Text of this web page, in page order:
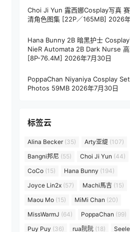
Choi Ji Yun 露西娜Cosplay写真
清角色图集 [22P／165MB] 2026
Hana Bunny 2B 暗黑护士 Cosplay
NieR Automata 2B Dark Nurse
[8P-76.4M] 2026年7月30日
PoppaChan Niyaniya Cosplay
Photos 59MB 2026年7月30日
标签云
Alina Becker(35) Arty亚缇 (107)
Bangni邦尼 (55) Choi Ji Yun (44)
CoCo (15) Hana Bunny (194)
Joyce Lin2x (57) Machi馬吉 (15)
Maou Mo (15) MiMi Chan (20)
MissWarmJ (64) PoppaChan (99)
Puy Puy (36) rua阮阮 (18)